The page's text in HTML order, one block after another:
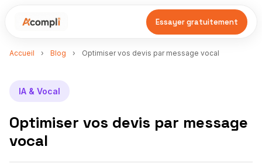
Essayer gratuitement
Accueil › Blog › Optimiser vos devis par message vocal
IA & Vocal
Optimiser vos devis par message
vocal